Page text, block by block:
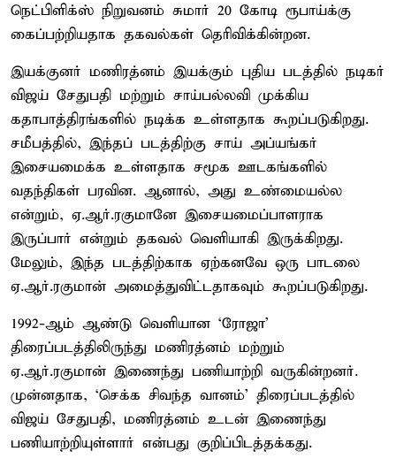
நெட்பிளிக்ஸ் நிறுவனம் சுமார் 20 கோடி ரூபாய்க்கு
கைப்பற்றியதாக தகவல்கள் தெரிவிக்கின்றன.
இயக்குனர் மணிரத்னம் இயக்கும் புதிய படத்தில் நடிகர்
விஜய் சேதுபதி மற்றும் சாய்பல்லவி முக்கிய
கதாபாத்திரங்களில் நடிக்க உள்ளதாக கூறப்படுகிறது.
சமீபத்தில், இந்தப் படத்திற்கு சாய் அப்யங்கர்
இசையமைக்க உள்ளதாக சமூக ஊடகங்களில்
வதந்திகள் பரவின. ஆனால், அது உண்மையல்ல
என்றும், ஏ.ஆர்.ரகுமானே இசையமைப்பாளராக
இருப்பார் என்றும் தகவல் வெளியாகி இருக்கிறது.
மேலும், இந்த படத்திற்காக ஏற்கனவே ஒரு பாடலை
ஏ.ஆர்.ரகுமான் அமைத்துவிட்டதாகவும் கூறப்படுகிறது.
1992-ஆம் ஆண்டு வெளியான ‘ரோஜா’
திரைப்படத்திலிருந்து மணிரத்னம் மற்றும்
ஏ.ஆர்.ரகுமான் இணைந்து பணியாற்றி வருகின்றனர்.
முன்னதாக, ‘செக்க சிவந்த வானம்’ திரைப்படத்தில்
விஜய் சேதுபதி, மணிரத்னம் உடன் இணைந்து
பணியாற்றியுள்ளார் என்பது குறிப்பிடத்தக்கது.